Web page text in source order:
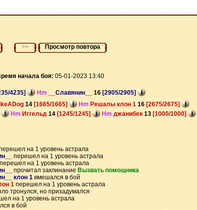
>> Просмотр повтора
начала боя: 05-01-2023 13:40
4235] Hm __Славянин__ 16 [2905/2905]
14 [1665/1665] Hm Решалы клон 1 16 [2675/2675]
Hm Иггельд 14 [1245/1245] Hm джанибек 13 [1000/1000]
на 1 уровень астрала
перешел на 1 уровень астрала
перешел на 1 уровень астрала
прочитал заклинание Вызвать помощника
клон 1 вмешался в бой
1 перешел на 1 уровень астрала
тронулся, но призадумался
на 1 уровень астрала
в бой